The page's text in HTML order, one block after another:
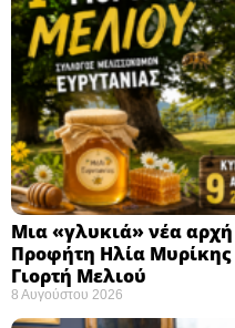
Μια «γλυκιά» νέα
Προφήτη Ηλία Μυρίκης
Γιορτή Μελιού
8 Αυγούστου 2026